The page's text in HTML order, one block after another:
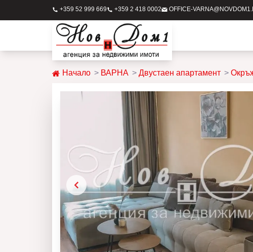
+359 52 999 669 +359 2 418 0002 OFFICE-
Начало ВАРНА Двустаен апартамент